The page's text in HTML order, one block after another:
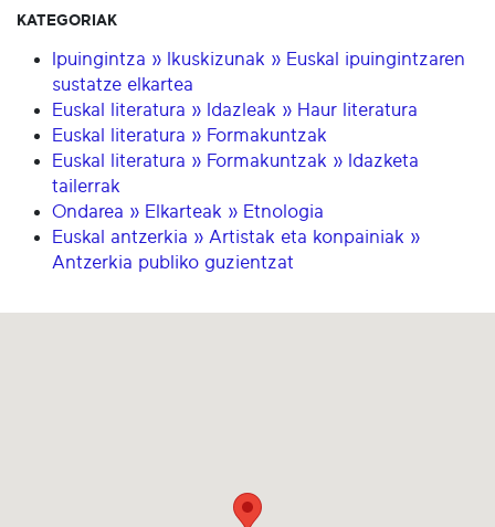
KATEGORIAK
Ipuingintza » Ikuskizunak » Euskal ipuingintzaren
sustatze elkartea
Euskal literatura » Idazleak » Haur literatura
Euskal literatura » Formakuntzak
Euskal literatura » Formakuntzak » Idazketa
tailerrak
Ondarea » Elkarteak » Etnologia
Euskal antzerkia » Artistak eta konpainiak »
Antzerkia publiko guzientzat